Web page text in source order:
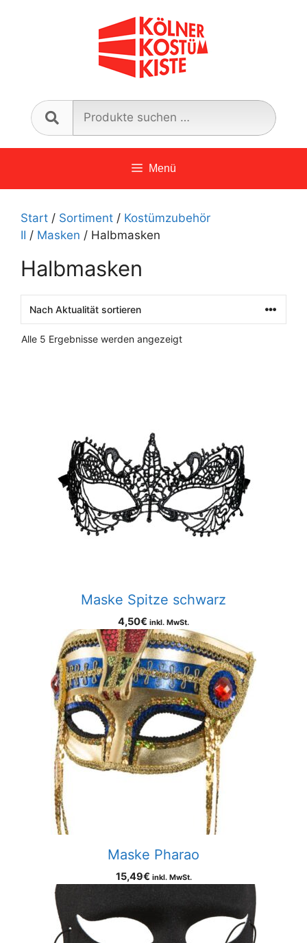
nach:
Menü
Start / Sortiment / Kostümzubehör
II / Masken / Halbmasken
Halbmasken
Alle 5 Ergebnisse werden angezeigtNach
Maske Spitze schwarz
4,50€ inkl. MwSt.
Maske Pharao
15,49€ inkl. MwSt.